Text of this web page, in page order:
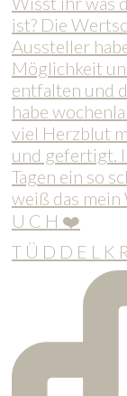
T Ü D D E L K